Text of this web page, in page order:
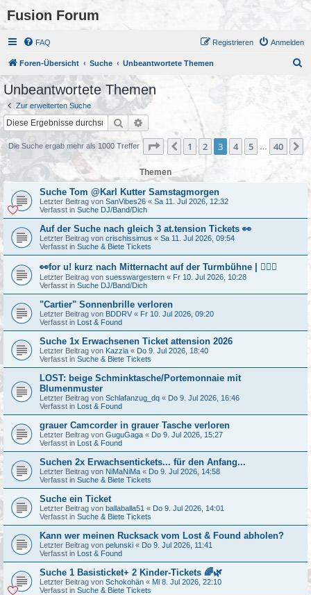
Fusion Forum
FAQ Anmelden
Registrieren
Foren-Übersicht Suche Unbeantwortete Themen
Unbeantwortete Themen
Zur erweiterten Suche
Suche Erweiterte Suche
Die Suche ergab mehr als 1000 Treffer Seite von
Vorherige
1 2 3 4 5 40
Themen
Suche Tom @Karl Kutter Samstagmorgen
Letzter Beitrag von SanVibes26 « Sa 11. Jul 2026, 12:32
Verfasst in Suche DJ/Band/Dich
Auf der Suche nach gleich 3 at.tension Tickets 👀
Letzter Beitrag von crischissimus « Sa 11. Jul 2026, 09:54
Verfasst in Suche & Biete Tickets
👀for u! kurz nach Mitternacht auf der Turmbühne | 👯🏻‍♂️
Letzter Beitrag von suesswargestern « Fr 10. Jul 2026, 10:28
Verfasst in Suche DJ/Band/Dich
"Cartier" Sonnenbrille verloren
Letzter Beitrag von BDDRV « Fr 10. Jul 2026, 09:20
Verfasst in Lost & Found
Suche 1x Erwachsenen Ticket attension 2026
Letzter Beitrag von Kazzia « Do 9. Jul 2026, 18:40
Verfasst in Suche & Biete Tickets
LOST: beige Schminktasche/Portemonnaie mit
Blumenmuster
Letzter Beitrag von Schlafanzug_dq « Do 9. Jul 2026, 16:46
Verfasst in Lost & Found
grauer Camcorder in grauer Tasche verloren
Letzter Beitrag von GuguGaga « Do 9. Jul 2026, 15:27
Verfasst in Lost & Found
Suchen 2x Erwachsentickets... für den Anfang...
Letzter Beitrag von NiMaNiMa « Do 9. Jul 2026, 14:58
Verfasst in Suche & Biete Tickets
Suche ein Ticket
Letzter Beitrag von ballaballa51 « Do 9. Jul 2026, 14:01
Verfasst in Suche & Biete Tickets
Kann wer meinen Rucksack vom Lost & Found abholen?
Letzter Beitrag von pelunski « Do 9. Jul 2026, 11:41
Verfasst in Lost & Found
Suche 1 Basisticket+ 2 Kinder-Tickets 🌈🌿
Letzter Beitrag von Schokohän « Mi 8. Jul 2026, 22:10
Verfasst in Suche & Biete Tickets